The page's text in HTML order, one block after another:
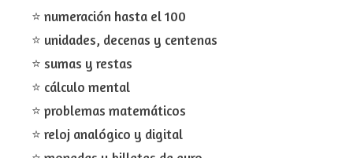
⭐ numeración hasta el 100
⭐ unidades, decenas y centenas
⭐ sumas y restas
⭐ cálculo mental
⭐ problemas matemáticos
⭐ reloj analógico y digital